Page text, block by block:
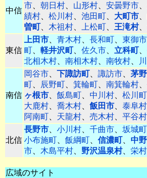
中信
市、 朝日村、 山形村、 安曇野市、
績村、 松川村、 池田町、 大町市、
曽町、 木祖村、 上松町、 王滝村、
東信
上田市、 青木村、 長和町、 東御市
町、 軽井沢町、 佐久市、 立科町、
北相木村、 南相木村、 南牧村、
南信
岡谷市、 下諏訪町、 諏訪市、 茅
町、 辰野町、 箕輪町、 南箕輪村、
ヶ根市、 飯島町、 中川村、 松川町
大鹿村、 喬木村、 飯田市、 泰阜村
阿南町、 天龍村、 売木村、 平谷村
北信
長野市、 小川村、 千曲市、 坂城町
小布施町、 飯綱町、 信濃町、 中
市、 木島平村、 野沢温泉村、 栄村
広域のサイト